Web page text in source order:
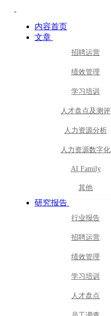
内容首页
文章
招聘运营
绩效管理
学习培训
人才盘点及测评
人力资源分析
人力资源数字化
AI Family
其他
研究报告
行业报告
招聘运营
绩效管理
学习培训
人才盘点